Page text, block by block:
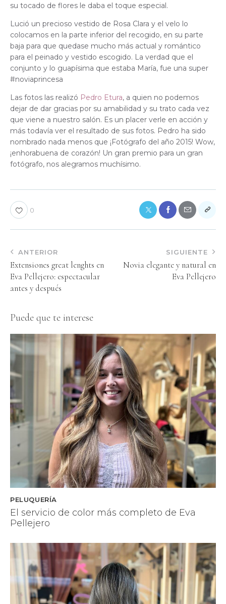
su tocado de flores le daba el toque especial.
Lució un precioso vestido de Rosa Clara y el velo lo
colocamos en la parte inferior del recogido, en su parte
baja para que quedase mucho más actual y romántico
para el peinado y vestido escogido. La verdad que el
conjunto y lo guapísima que estaba María, fue una super
#noviaprincesa
Las fotos las realizó Pedro Etura, a quien no podemos
dejar de dar gracias por su amabilidad y su trato cada vez
que viene a nuestro salón. Es un placer verle en acción y
más todavía ver el resultado de sus fotos. Pedro ha sido
nombrado nada menos que ¡Fotógrafo del año 2015! Wow,
¡enhorabuena de corazón! Un gran premio para un gran
fotógrafo, nos alegramos muchísimo.
0
ANTERIOR
Extensiones great lenghts en
Eva Pellejero: espectacular
antes y después
SIGUIENTE
Novia elegante y natural en
Eva Pellejero
Puede que te interese
PELUQUERÍA
El servicio de color más completo de Eva
Pellejero